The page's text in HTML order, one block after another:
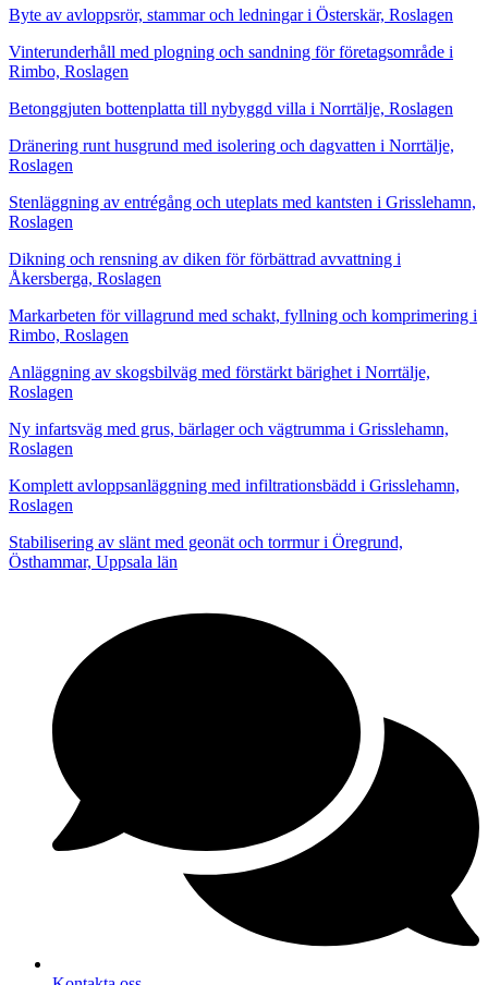
Byte av avloppsrör, stammar och ledningar i Österskär, Roslagen
Vinterunderhåll med plogning och sandning för företagsområde i
Rimbo, Roslagen
Betonggjuten bottenplatta till nybyggd villa i Norrtälje, Roslagen
Dränering runt husgrund med isolering och dagvatten i Norrtälje,
Roslagen
Stenläggning av entrégång och uteplats med kantsten i Grisslehamn,
Roslagen
Dikning och rensning av diken för förbättrad avvattning i
Åkersberga, Roslagen
Markarbeten för villagrund med schakt, fyllning och komprimering i
Rimbo, Roslagen
Anläggning av skogsbilväg med förstärkt bärighet i Norrtälje,
Roslagen
Ny infartsväg med grus, bärlager och vägtrumma i Grisslehamn,
Roslagen
Komplett avloppsanläggning med infiltrationsbädd i Grisslehamn,
Roslagen
Stabilisering av slänt med geonät och torrmur i Öregrund,
Östhammar, Uppsala län